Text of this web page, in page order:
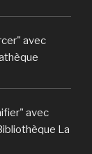
avec
avec
La